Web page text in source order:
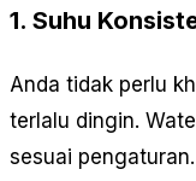
1. Suhu
Anda tidak perlu
terlalu dingin.
sesuai pengaturan.